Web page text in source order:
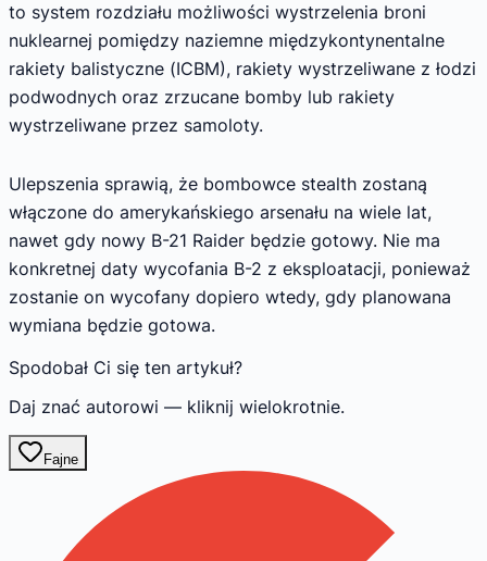
to system rozdziału możliwości wystrzelenia broni
nuklearnej pomiędzy naziemne międzykontynentalne
rakiety balistyczne (ICBM), rakiety wystrzeliwane z łodzi
podwodnych oraz zrzucane bomby lub rakiety
wystrzeliwane przez samoloty.
Ulepszenia sprawią, że bombowce stealth zostaną
włączone do amerykańskiego arsenału na wiele lat,
nawet gdy nowy B-21 Raider będzie gotowy. Nie ma
konkretnej daty wycofania B-2 z eksploatacji, ponieważ
zostanie on wycofany dopiero wtedy, gdy planowana
wymiana będzie gotowa.
Spodobał Ci się ten artykuł?
Daj znać autorowi — kliknij wielokrotnie.
Fajne